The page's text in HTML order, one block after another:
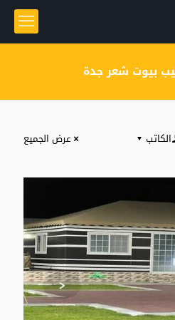
بيوت شعر جدة
الكاتب عرض الجميع